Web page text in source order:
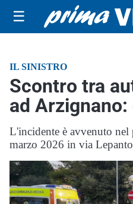
☰
IL SINISTRO
Scontro tra
ad
L'incidente è avvenuto
marzo 2026 in via Lepanto